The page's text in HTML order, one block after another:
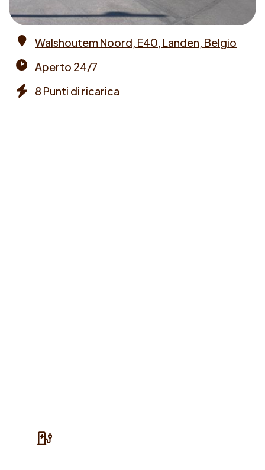
Walshoutem Noord, E40, Landen, Belgio
times
Aperto 24/7
8 Punti di ricarica